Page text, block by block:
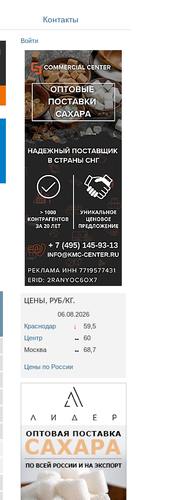
Контакты
Войти
ЦЕНЫ, РУБ/КГ.
06.08.2026
Краснодар
↓
59,5
Центр
↔
60
Москва
↔ 68,7
Цены по России